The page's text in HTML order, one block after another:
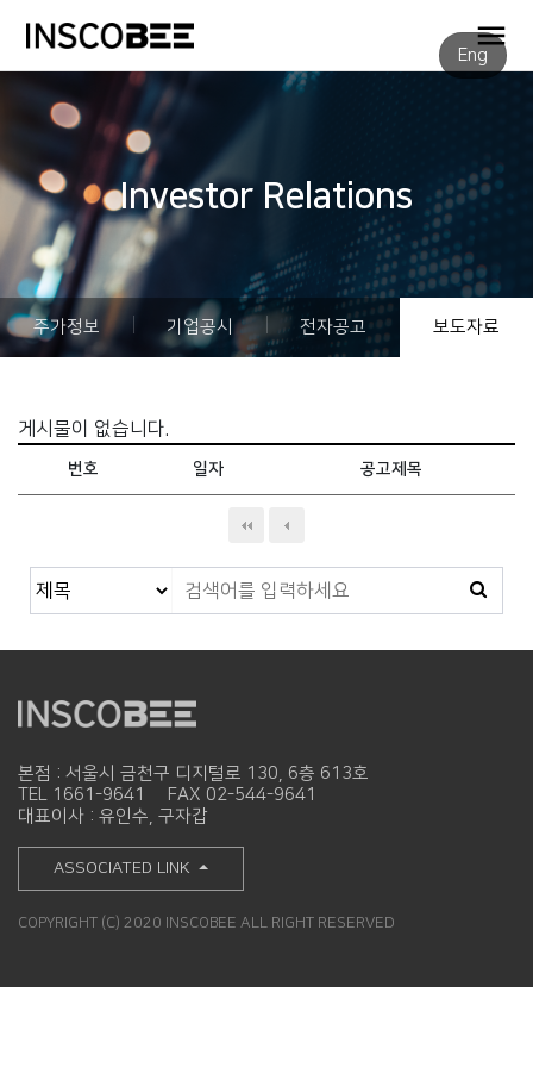
Eng
Investor Relations
주가정보 기업공시 전자공고 보도자료
게시물이 없습니다.
번호 일자 공고제목
본점 : 서울시 금천구 디지털로 130, 6층 613호
TEL 1661-9641
FAX 02-544-9641
대표이사 : 유인수, 구자갑
ASSOCIATED LINK
COPYRIGHT (C) 2020 INSCOBEE ALL RIGHT RESERVED